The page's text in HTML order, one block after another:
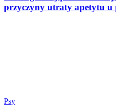
przyczyny utraty apetytu u
Psy